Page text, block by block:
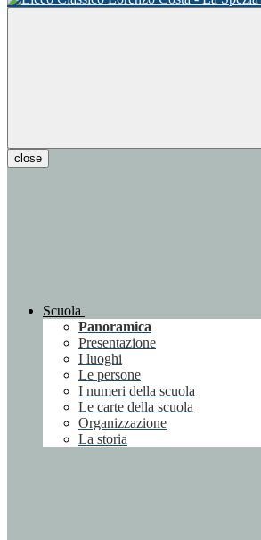
close
Scuola
Panoramica
Presentazione
I luoghi
Le persone
I numeri della scuola
Le carte della scuola
Organizzazione
La storia